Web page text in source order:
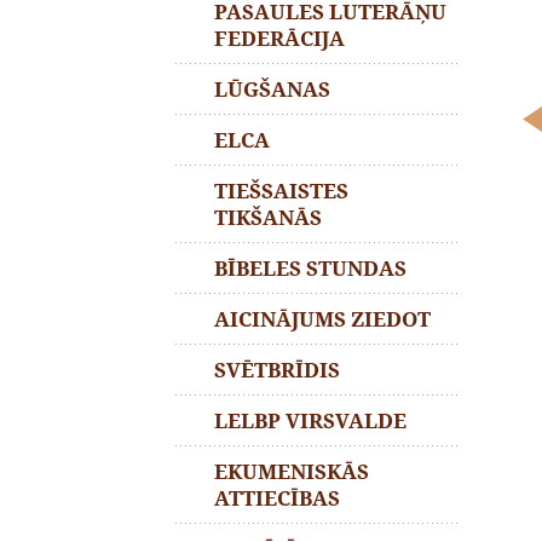
PASAULES LUTERĀŅU
FEDERĀCIJA
LŪGŠANAS
ELCA
TIEŠSAISTES
TIKŠANĀS
BĪBELES STUNDAS
AICINĀJUMS ZIEDOT
SVĒTBRĪDIS
LELBP VIRSVALDE
EKUMENISKĀS
ATTIECĪBAS